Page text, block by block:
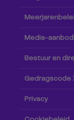
Media-
Bestuur en
Privacy